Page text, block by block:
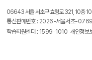
06643 서울 서초구 효령로 321, 10층
통신판매번호 : 2026-서울서초-0769
학습지원센터 : 1599-1010 개인정보